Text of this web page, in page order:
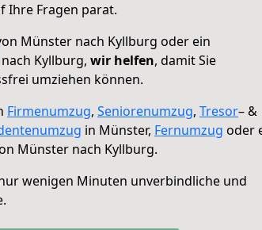
Ihre Fragen parat.
Münster nach Kyllburg oder ein
Kyllburg, wir helfen, damit Sie
umziehen können.
Firmenumzug, Seniorenumzug, Tresor– &
in Münster, Fernumzug oder
Münster nach Kyllburg.
wenigen Minuten unverbindliche und